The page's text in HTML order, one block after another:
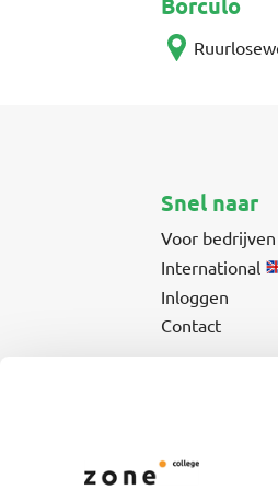
Snel naar
Voor bedrijven
International
Inloggen
Contact
Vmbo- & mbo-